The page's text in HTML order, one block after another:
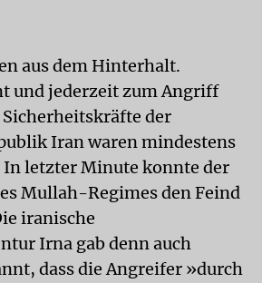
aus dem Hinterhalt.
und jederzeit zum Angriff
der
Iran waren mindestens
In letzter Minute konnte der
Mullah-Regimes den Feind
iranische
Irna gab denn auch
dass die Angreifer »durch